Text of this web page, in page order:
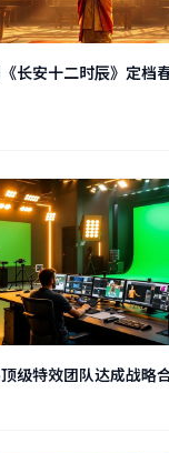
长安十二时辰》定档
级特效团队达成战略